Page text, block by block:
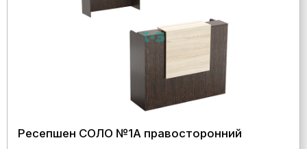
Ресепшен СОЛО №1А правосторонний